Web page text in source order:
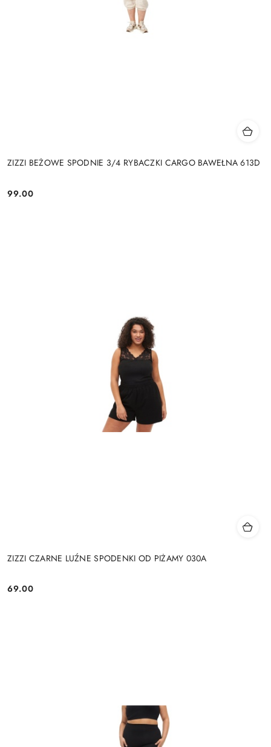
ZIZZI BEŻOWE SPODNIE 3/4 RYBACZKI CARGO BAWEŁNA 613D
Cena:
99.00
ZIZZI CZARNE LUŹNE SPODENKI OD PIŻAMY 030A
Cena:
69.00